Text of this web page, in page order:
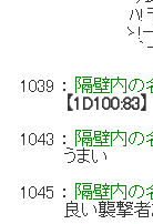
ﾊ!〒¨|
ゝ!─‐|
｀￢!冖
1039 ： 隔壁内の
【1D100:83】
1043 ： 隔壁内の
うまい
1045 ： 隔壁内の
良い襲撃者